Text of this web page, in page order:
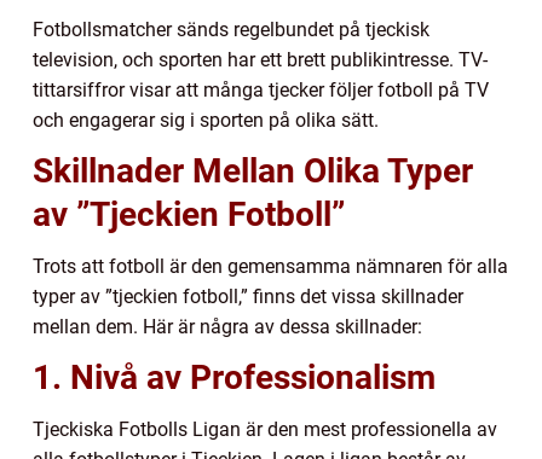
Fotbollsmatcher sänds regelbundet på tjeckisk
television, och sporten har ett brett publikintresse. TV-
tittarsiffror visar att många tjecker följer fotboll på TV
och engagerar sig i sporten på olika sätt.
Skillnader Mellan Olika Typer
av ”Tjeckien Fotboll”
Trots att fotboll är den gemensamma nämnaren för alla
typer av ”tjeckien fotboll,” finns det vissa skillnader
mellan dem. Här är några av dessa skillnader:
1. Nivå av Professionalism
Tjeckiska Fotbolls Ligan är den mest professionella av